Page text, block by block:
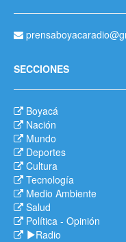
SECCIONES
Boyacá
Nación
Mundo
Deportes
Cultura
Tecnología
Medio Ambiente
Salud
Política - Opinión
Radio